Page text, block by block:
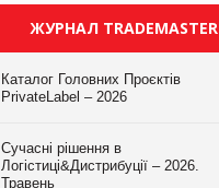
ЖУРНАЛ TRADEMASTER
Каталог Головних Проєктів
PrivateLabel – 2026
Сучасні рішення в
Логістиці&Дистрибуції – 2026.
Травень